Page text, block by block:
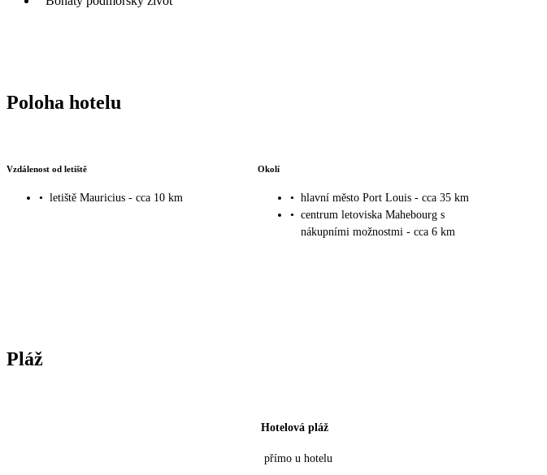
Poloha hotelu
Vzdálenost od letiště
• letiště Mauricius - cca 10 km
Okolí
• hlavní město Port Louis - cca 35 km
• centrum letoviska Mahebourg s
nákupními možnostmi - cca 6 km
Pláž
Hotelová pláž
přímo u hotelu